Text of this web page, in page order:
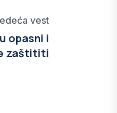
vest
opasni i
zaštititi